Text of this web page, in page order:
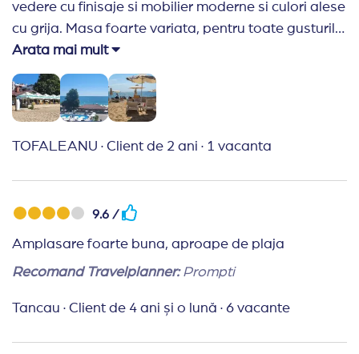
primind condiții de nici 2!!!Mulțumesc!
vedere cu finisaje si mobilier moderne si culori alese
cu grija. Masa foarte variata, pentru toate gusturile.
O idee interesanta, pranzul se servea la terasa de
pe plaja a hotelului, ceea ce oferea o vedere
extraordinara in timp ce serveai masa. Totul a fost
asa cum ne-am asteptat sa fie o vacanta.
Arata mai mult
TOFALEANU · Client de 2 ani · 1 vacanta
9.6 /
Amplasare foarte buna, aproape de plaja
Recomand Travelplanner: Prompti
Tancau · Client de 4 ani și o lună · 6 vacante